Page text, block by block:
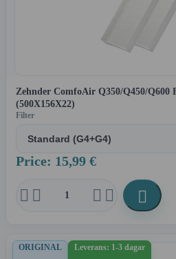
Zehnder ComfoAir Q350/Q450/
(500X156X22)
Filter
Price: 15,99 €
    
ORIGINAL Leverans: 1-3 dagar